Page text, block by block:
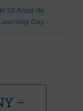
–
23 Años de
Day